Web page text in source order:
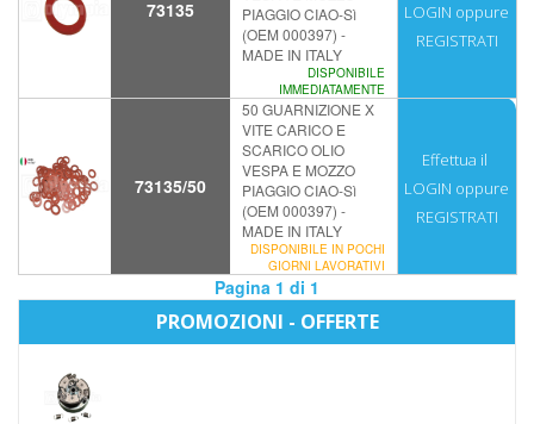
73135
PIAGGIO CIAO-Sì
(OEM 000397) -
MADE IN ITALY
DISPONIBILE
IMMEDIATAMENTE
LOGIN oppure
REGISTRATI
73135/50
50 GUARNIZIONE X
VITE CARICO E
SCARICO OLIO
VESPA E MOZZO
PIAGGIO CIAO-Sì
(OEM 000397) -
MADE IN ITALY
DISPONIBILE IN POCHI
GIORNI LAVORATIVI
Effettua il
LOGIN oppure
REGISTRATI
Pagina 1 di 1
PROMOZIONI - OFFERTE